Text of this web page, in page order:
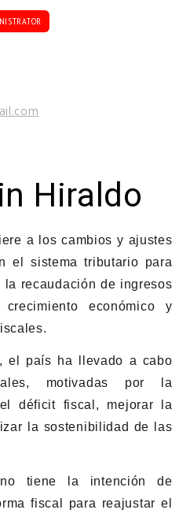
Hiraldo
a los cambios y ajustes
el sistema tributario para
recaudación de ingresos
económico y
el país ha llevado a cabo
motivadas por la
déficit fiscal, mejorar la
la sostenibilidad de las
tiene la intención de
fiscal para reajustar el